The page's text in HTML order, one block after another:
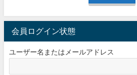
会員ログイン状態
ユーザー名またはメールアドレス